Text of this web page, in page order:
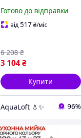
дозатор + решітка
Готово до відправки
від517 ₴/міс
3 104 ₴
6 208 ₴
Купити
AquaLoft 💧✨ 96%